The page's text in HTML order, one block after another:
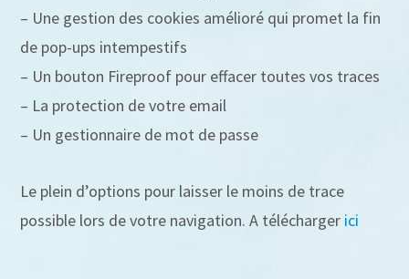
– Une gestion des cookies amélioré qui promet la fin
de pop-ups intempestifs
– Un bouton Fireproof pour effacer toutes vos traces
– La protection de votre email
– Un gestionnaire de mot de passe
Le plein d’options pour laisser le moins de trace
possible lors de votre navigation. A télécharger ici